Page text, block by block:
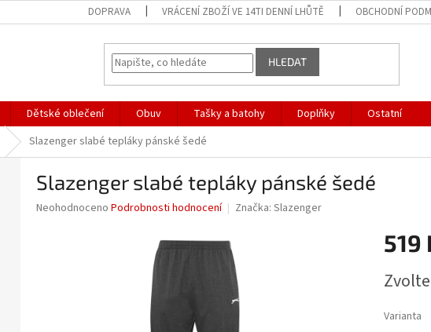
DOPRAVA VRÁCENÍ ZBOŽÍ VE 14TI DENNÍ LHŮTĚ OBCHODNÍ
HLEDAT
Dětské oblečení Obuv Tašky a batohy Doplňky
Ostatní
Slazenger slabé tepláky pánské šedé
Slazenger slabé tepláky pánské šedé
Průměrné
Neohodnoceno Podrobnosti hodnocení Značka: Slazenger
519
cena:
Varianta